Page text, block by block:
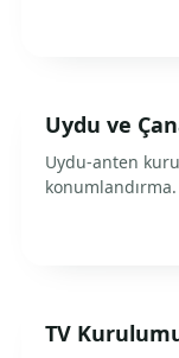
Uydu ve
Uydu-anten
konumlandırma.
TV